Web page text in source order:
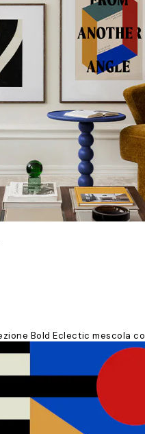
Bold Eclectic mescola